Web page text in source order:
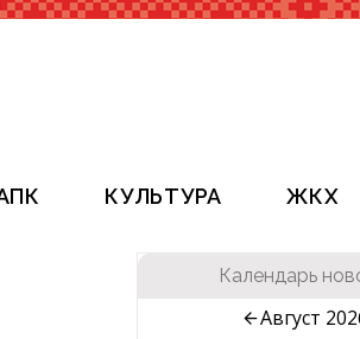
КУЛЬТУРА ЖКХ
Календарь
Август